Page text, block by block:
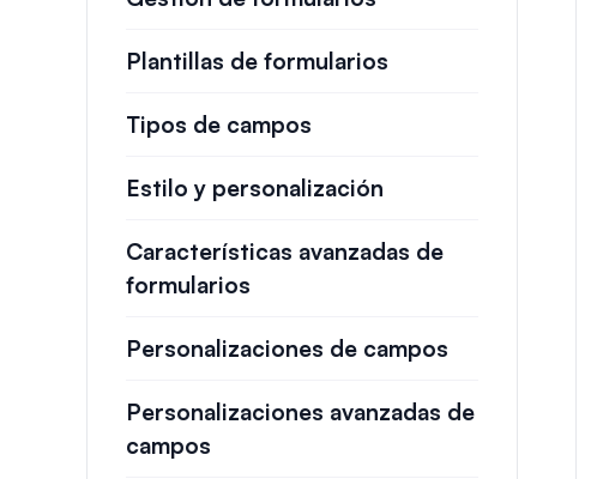
Plantillas de formularios
Tipos de campos
Estilo y personalización
Características avanzadas de
formularios
Personalizaciones de campos
Personalizaciones avanzadas de
campos